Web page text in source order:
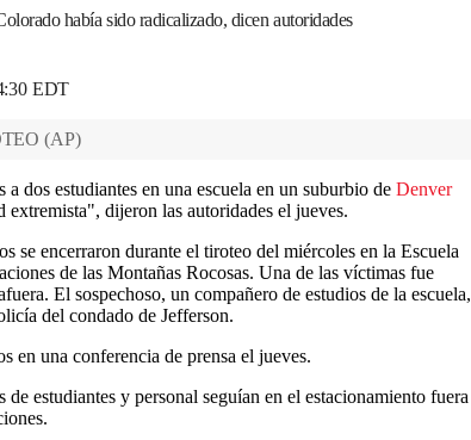
había sido radicalizado, dicen autoridades
EDT
(AP)
dos estudiantes en una escuela en un suburbio de Denver
dijeron las autoridades el jueves.
se encerraron durante el tiroteo del miércoles en la Escuela
de las Montañas Rocosas. Una de las víctimas fue
El sospechoso, un compañero de estudios de la escuela,
del condado de Jefferson.
en una conferencia de prensa el jueves.
estudiantes y personal seguían en el estacionamiento fuera